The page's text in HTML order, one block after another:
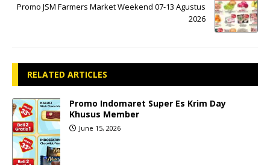
Promo JSM Farmers Market Weekend 07-13 Agustus
2026
RELATED ARTICLES
Promo Indomaret Super Es Krim Day
Khusus Member
June 15, 2026